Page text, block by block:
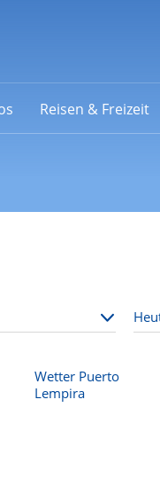
Reisen & Freizeit
Wetter Puerto
Lempira